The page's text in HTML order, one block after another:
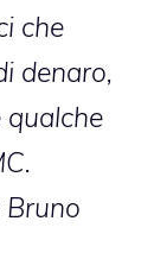
che
denaro,
qualche
Bruno